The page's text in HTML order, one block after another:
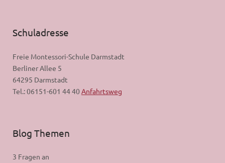
Schuladresse
Freie Montessori-Schule Darmstadt
Berliner Allee 5
64295 Darmstadt
Tel.: 06151-601 44 40 Anfahrtsweg
Blog Themen
3 Fragen an